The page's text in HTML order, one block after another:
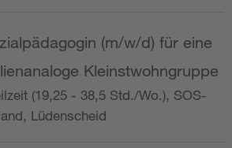
(m/w/d) für eine
Kleinstwohngruppe
(19,25 - 38,5 Std./Wo.), SOS-
Lüdenscheid